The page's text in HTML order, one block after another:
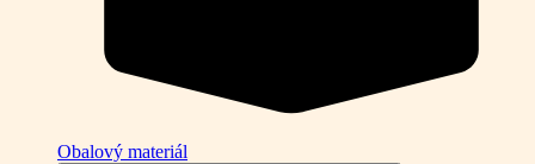
Obalový materiál